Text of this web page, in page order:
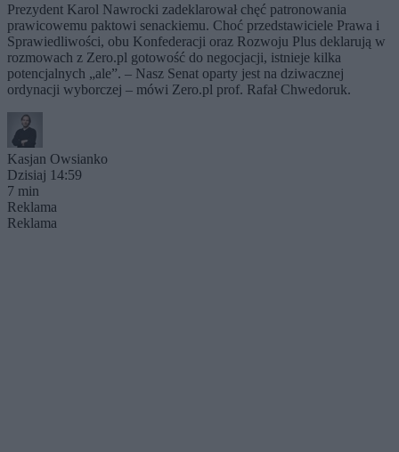
Prezydent Karol Nawrocki zadeklarował chęć patronowania
prawicowemu paktowi senackiemu. Choć przedstawiciele Prawa i
Sprawiedliwości, obu Konfederacji oraz Rozwoju Plus deklarują w
rozmowach z Zero.pl gotowość do negocjacji, istnieje kilka
potencjalnych „ale”. – Nasz Senat oparty jest na dziwacznej
ordynacji wyborczej – mówi Zero.pl prof. Rafał Chwedoruk.
Kasjan Owsianko
Dzisiaj 14:59
7 min
Reklama
Reklama